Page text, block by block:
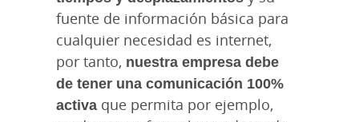
fuente de información básica para
cualquier necesidad es internet,
por tanto, nuestra empresa debe
de tener una comunicación 100%
activa que permita por ejemplo,